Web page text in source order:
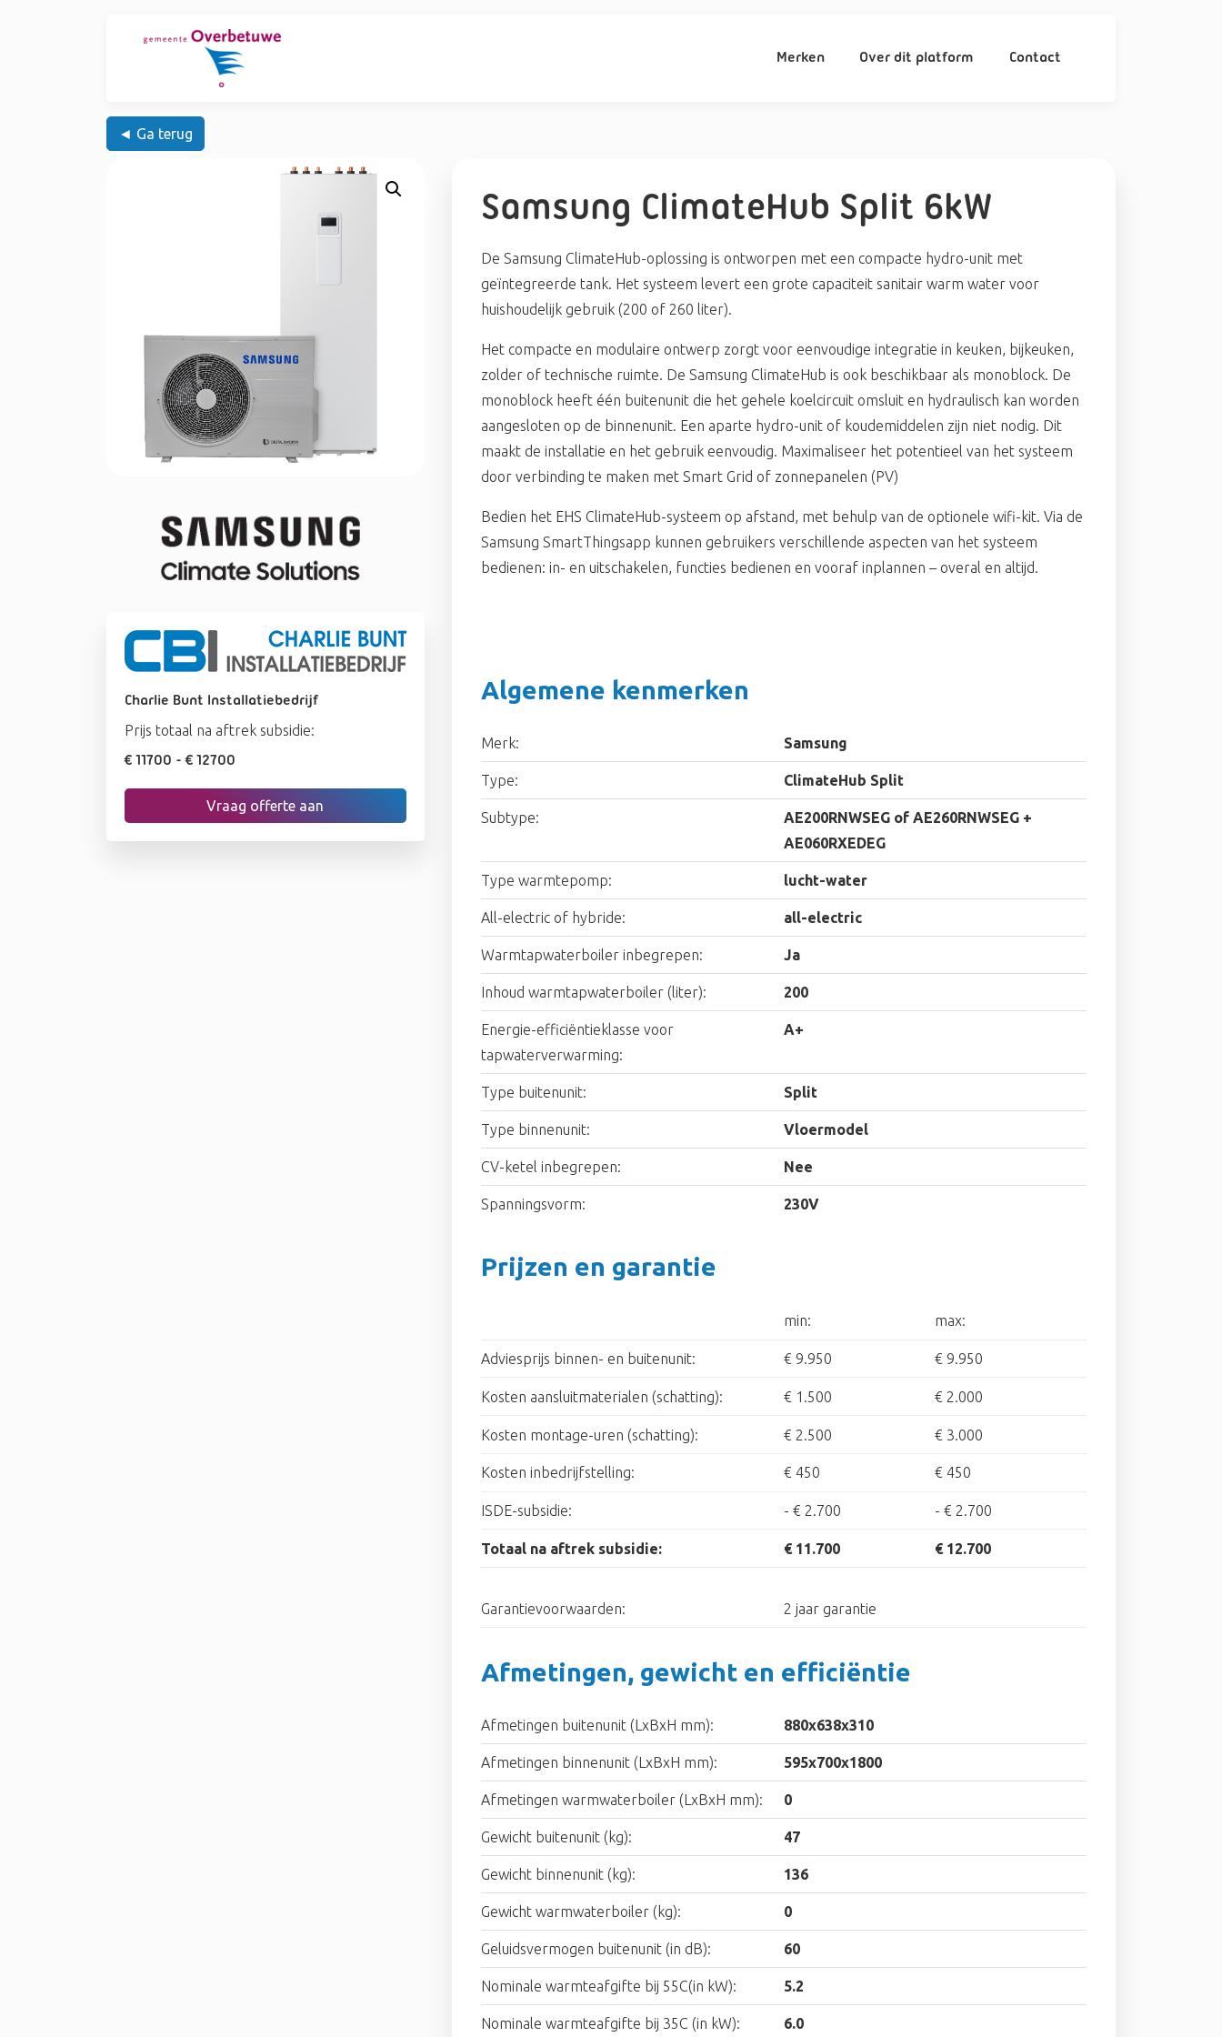
Merken Over dit platform Contact
◄ Ga terug
Charlie Bunt Installatiebedrijf
Prijs totaal na aftrek subsidie:
€ 11700 - € 12700
Vraag offerte aan
Samsung ClimateHub Split 6kW
De Samsung ClimateHub-oplossing is ontworpen met een compacte hydro-unit met
geïntegreerde tank. Het systeem levert een grote capaciteit sanitair warm water voor
huishoudelijk gebruik (200 of 260 liter).
Het compacte en modulaire ontwerp zorgt voor eenvoudige integratie in keuken, bijkeuken,
zolder of technische ruimte. De Samsung ClimateHub is ook beschikbaar als monoblock. De
monoblock heeft één buitenunit die het gehele koelcircuit omsluit en hydraulisch kan worden
aangesloten op de binnenunit. Een aparte hydro-unit of koudemiddelen zijn niet nodig. Dit
maakt de installatie en het gebruik eenvoudig. Maximaliseer het potentieel van het systeem
door verbinding te maken met Smart Grid of zonnepanelen (PV)
Bedien het EHS ClimateHub-systeem op afstand, met behulp van de optionele wifi-kit. Via de
Samsung SmartThingsapp kunnen gebruikers verschillende aspecten van het systeem
bedienen: in- en uitschakelen, functies bedienen en vooraf inplannen – overal en altijd.
Algemene kenmerken
Merk: Samsung
Type: ClimateHub Split
Subtype:
AE200RNWSEG of AE260RNWSEG +
AE060RXEDEG
Type warmtepomp: lucht-water
All-electric of hybride: all-electric
Warmtapwaterboiler inbegrepen: Ja
Inhoud warmtapwaterboiler (liter): 200
Energie-efficiëntieklasse voor
tapwaterverwarming:
A+
Type buitenunit: Split
Type binnenunit: Vloermodel
CV-ketel inbegrepen: Nee
Spanningsvorm: 230V
Prijzen en garantie
min: max:
Adviesprijs binnen- en buitenunit: € 9.950 € 9.950
Kosten aansluitmaterialen (schatting): € 1.500 € 2.000
Kosten montage-uren (schatting): € 2.500 € 3.000
Kosten inbedrijfstelling: € 450 € 450
ISDE-subsidie: - € 2.700 -€ 2.700
Totaal na aftrek subsidie: € 11.700 € 12.700
Garantievoorwaarden: 2 jaar garantie
Afmetingen, gewicht en efficiëntie
Afmetingen buitenunit (LxBxH mm): 880x638x310
Afmetingen binnenunit (LxBxH mm): 595x700x1800
Afmetingen warmwaterboiler (LxBxH mm): 0
Gewicht buitenunit (kg): 47
Gewicht binnenunit (kg): 136
Gewicht warmwaterboiler (kg): 0
Geluidsvermogen buitenunit (in dB): 60
Nominale warmteafgifte bij 55C(in kW): 5.2
Nominale warmteafgifte bij 35C (in kW): 6.0